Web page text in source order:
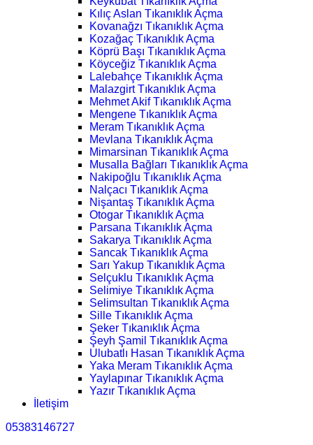
Kılıç Aslan Tıkanıklık Açma
Kovanağzı Tıkanıklık Açma
Kozağaç Tıkanıklık Açma
Köprü Başı Tıkanıklık Açma
Köyceğiz Tıkanıklık Açma
Lalebahçe Tıkanıklık Açma
Malazgirt Tıkanıklık Açma
Mehmet Akif Tıkanıklık Açma
Mengene Tıkanıklık Açma
Meram Tıkanıklık Açma
Mevlana Tıkanıklık Açma
Mimarsinan Tıkanıklık Açma
Musalla Bağları Tıkanıklık Açma
Nakipoğlu Tıkanıklık Açma
Nalçacı Tıkanıklık Açma
Nişantaş Tıkanıklık Açma
Otogar Tıkanıklık Açma
Parsana Tıkanıklık Açma
Sakarya Tıkanıklık Açma
Sancak Tıkanıklık Açma
Sarı Yakup Tıkanıklık Açma
Selçuklu Tıkanıklık Açma
Selimiye Tıkanıklık Açma
Selimsultan Tıkanıklık Açma
Sille Tıkanıklık Açma
Şeker Tıkanıklık Açma
Şeyh Şamil Tıkanıklık Açma
Ulubatlı Hasan Tıkanıklık Açma
Yaka Meram Tıkanıklık Açma
Yaylapınar Tıkanıklık Açma
Yazır Tıkanıklık Açma
İletişim
05383146727